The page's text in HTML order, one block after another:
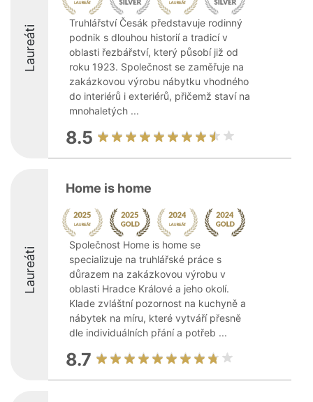
Laureáti
Truhlářství Česák představuje rodinný
podnik s dlouhou historií a tradicí v
oblasti řezbářství, který působí již od
roku 1923. Společnost se zaměřuje na
zakázkovou výrobu nábytku vhodného
do interiérů i exteriérů, přičemž staví na
mnohaletých ...
8.5
Laureáti
Home is home
Společnost Home is home se
specializuje na truhlářské práce s
důrazem na zakázkovou výrobu v
oblasti Hradce Králové a jeho okolí.
Klade zvláštní pozornost na kuchyně a
nábytek na míru, které vytváří přesně
dle individuálních přání a potřeb ...
8.7